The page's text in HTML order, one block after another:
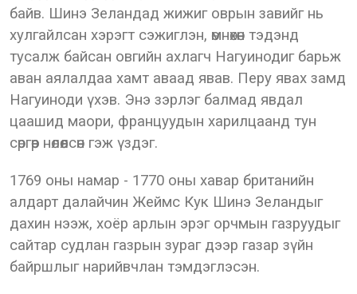
байв. Шинэ Зеландад жижиг оврын завийг нь
хулгайлсан хэрэгт сэжиглэн, өмнөхөн тэдэнд
тусалж байсан овгийн ахлагч Нагуинодиг барьж
аван аялалдаа хамт аваад явав. Перу явах замд
Нагуиноди үхэв. Энэ зэрлэг балмад явдал
цаашид маори, француудын харилцаанд тун
сөргөөр нөлөөлсөн гэж үздэг.
1769 оны намар - 1770 оны хавар британийн
алдарт далайчин Жеймс Кук Шинэ Зеландыг
дахин нээж, хоёр арлын эрэг орчмын газруудыг
сайтар судлан газрын зураг дээр газар зүйн
байршлыг нарийвчлан тэмдэглэсэн.